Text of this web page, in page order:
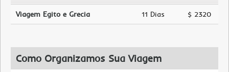
Viagem Egito e Grecia 11 Dias $ 2320
Como Organizamos Sua Viagem